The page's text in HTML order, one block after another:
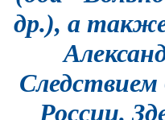
др.), а
Следствием
России.